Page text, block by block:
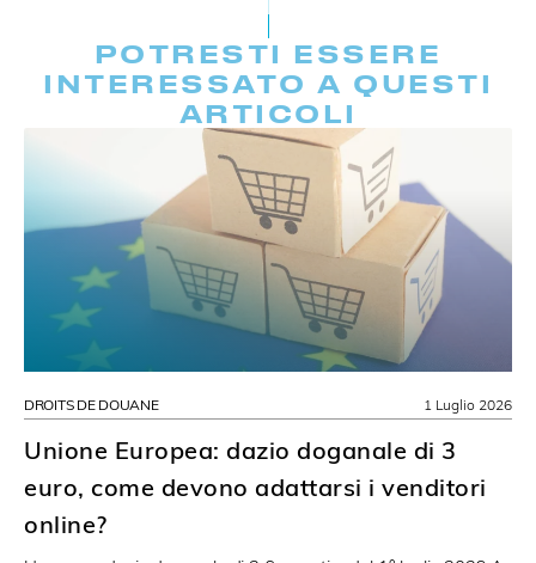
POTRESTI ESSERE
INTERESSATO A QUESTI
ARTICOLI
DROITS DE DOUANE
Unione Europea: dazio doganale di 3
euro, come devono adattarsi i venditori
online?
1 Luglio 2026